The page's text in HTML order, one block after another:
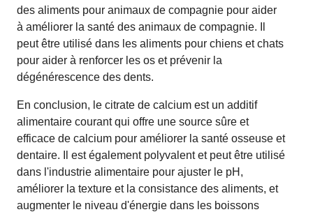
des aliments pour animaux de compagnie pour aider
à améliorer la santé des animaux de compagnie. Il
peut être utilisé dans les aliments pour chiens et chats
pour aider à renforcer les os et prévenir la
dégénérescence des dents.
En conclusion, le citrate de calcium est un additif
alimentaire courant qui offre une source sûre et
efficace de calcium pour améliorer la santé osseuse et
dentaire. Il est également polyvalent et peut être utilisé
dans l'industrie alimentaire pour ajuster le pH,
améliorer la texture et la consistance des aliments, et
augmenter le niveau d'énergie dans les boissons